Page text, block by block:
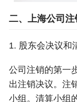
二、上海公司
1. 股东会决议和
公司注销的第一
出注销决议。注
小组。清算小组